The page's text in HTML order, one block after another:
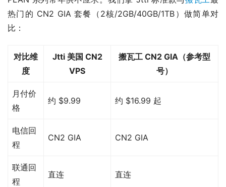
热门的 CN2 GIA 套餐（2核/2GB/40GB/1TB）做简单对
比：
对比维
度
Jtti 美国 CN2
VPS
搬瓦工 CN2 GIA（参考型
号）
月付价
格
约 $9.99 约 $16.99 起
电信回
程
CN2 GIA CN2 GIA
联通回
程
直连 直连